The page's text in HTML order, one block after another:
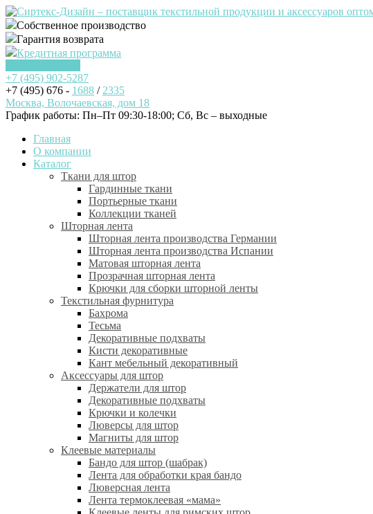
Собственное производство
Гарантия возврата
Кредитная программа
+7 (495) 902-5287
+7 (495) 676 - 1688 / 2335
Москва, Волочаевская, дом 18
График работы: Пн–Пт 09:30-18:00; Cб, Вс – выходные
Главная
О компании
Каталог
Ткани для штор
Гардинные ткани
Портьерные ткани
Коллекции тканей
Шторная лента
Шторная лента производства Германии
Шторная лента производства Испании
Матовая шторная лента
Прозрачная шторная лента
Крючки для сборки шторной ленты
Текстильная фурнитура
Бахрома
Тесьма
Декоративные подхваты
Кисти декоративные
Кант мебельный декоративный
Аксессуары для штор
Держатели для штор
Декоративные подхваты
Крючки и колечки
Люверсы для штор
Магниты для штор
Клеевые материалы
Бандо для штор (шабрак)
Лента для обработки края бандо
Люверсная лента
Лента термоклеевая «мама»